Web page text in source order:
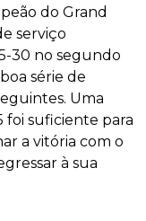
do Grand
serviço
30 no segundo
série de
Uma
foi suficiente para
a vitória com o
à sua